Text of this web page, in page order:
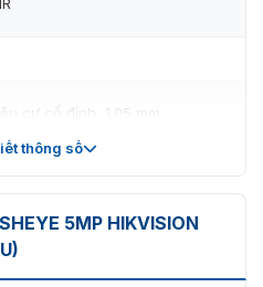
cự cố định, 1.05 mm
thông số
5MP HIKVISION